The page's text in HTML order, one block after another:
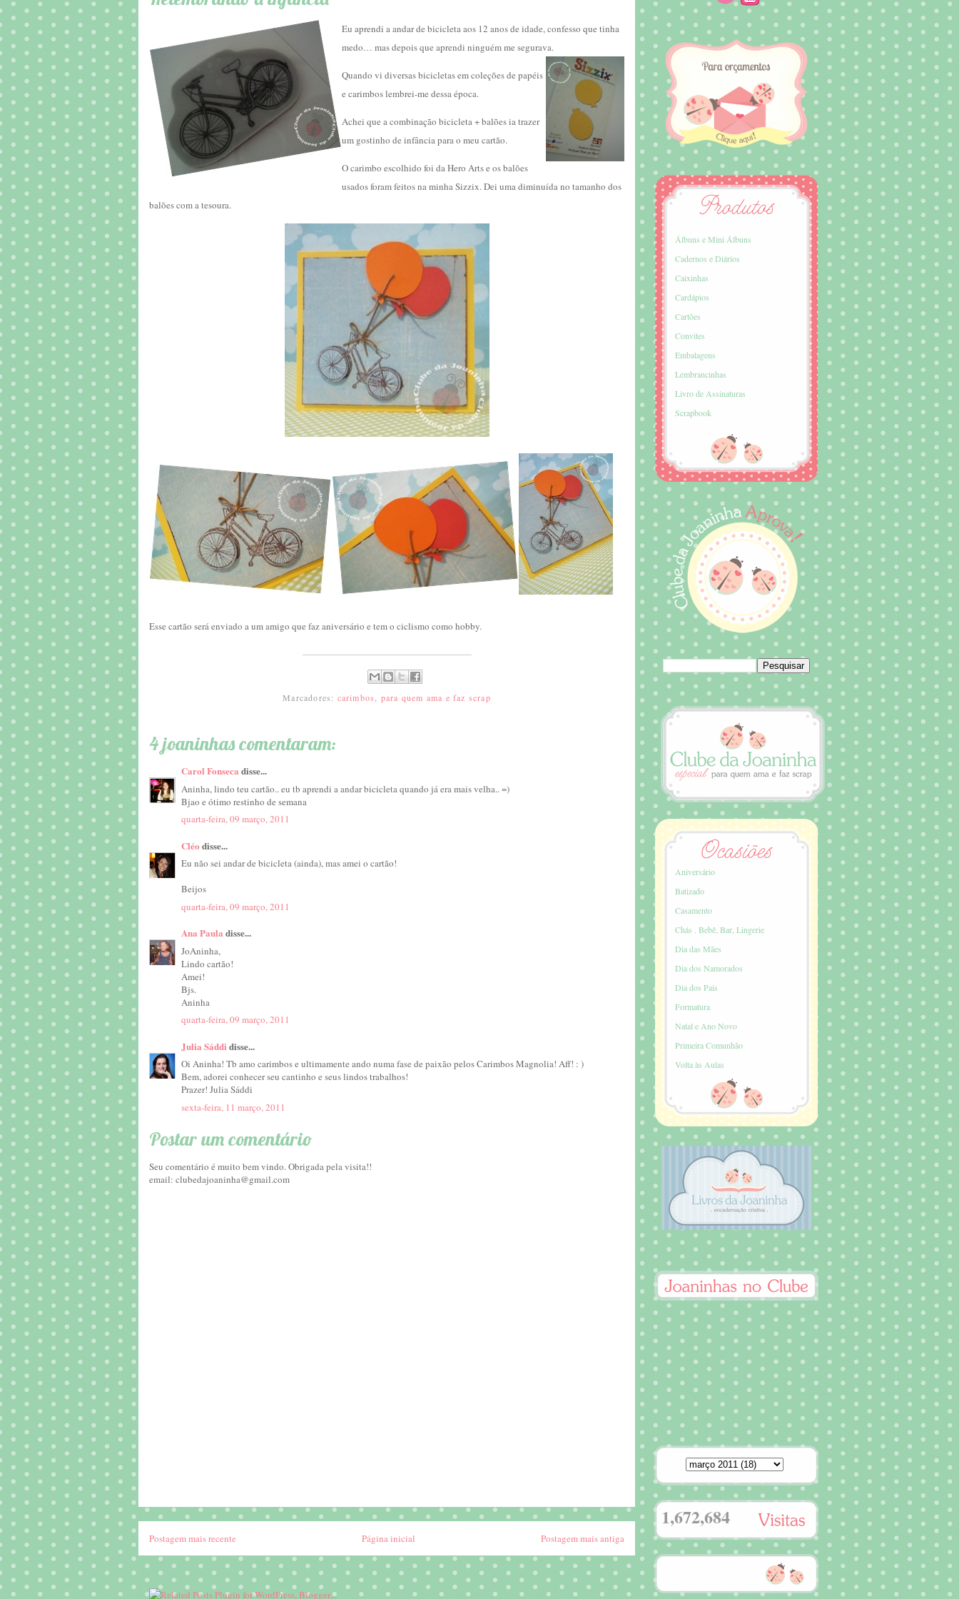
Eu aprendi a andar de bicicleta aos 12 anos de idade, confesso que tinha
medo… mas depois que aprendi ninguém me segurava.
Quando vi diversas bicicletas em coleções de papéis
e carimbos lembrei-me dessa época.
Achei que a combinação bicicleta + balões ia trazer
um gostinho de infância para o meu cartão.
O carimbo escolhido foi da Hero Arts e os balões
usados foram feitos na minha Sizzix. Dei uma diminuída no tamanho dos
balões com a tesoura.
Esse cartão será enviado a um amigo que faz aniversário e tem o ciclismo como hobby.
Marcadores: carimbos para quem ama e faz scrap
4 joaninhas comentaram:
Carol Fonseca disse...
Aninha, lindo teu cartão.. eu tb aprendi a andar bicicleta quando já era mais velha.. =)
Bjao e ótimo restinho de semana
quarta-feira, 09 março, 2011
Cléo disse...
Eu não sei andar de bicicleta (ainda), mas amei o cartão!
Beijos
quarta-feira, 09 março, 2011
Ana Paula disse...
JoAninha,
Lindo cartão!
Amei!
Bjs.
Aninha
quarta-feira, 09 março, 2011
Julia Sáddi disse...
Oi Aninha! Tb amo carimbos e ultimamente ando numa fase de paixão pelos Carimbos Magnolia! Aff! : )
Bem, adorei conhecer seu cantinho e seus lindos trabalhos!
Prazer! Julia Sáddi
sexta-feira, 11 março, 2011
Postar um comentário
Seu comentário é muito bem vindo. Obrigada pela visita!!
email: clubedajoaninha@gmail.com
Postagem mais recente Postagem mais antiga
Página inicial
Álbuns e Mini Álbuns
Cadernos e Diários
Caixinhas
Cardápios
Cartões
Convites
Embalagens
Lembrancinhas
Livro de Assinaturas
Scrapbook
Aniversário
Batizado
Casamento
Chás . Bebê, Bar, Lingerie
Dia das Mães
Dia dos Namorados
Dia dos Pais
Formatura
Natal e Ano Novo
Primeira Comunhão
Volta às Aulas
1,672,684